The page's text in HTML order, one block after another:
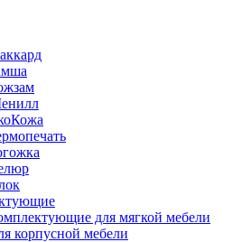
для мягкой мебели
корпусной мебели